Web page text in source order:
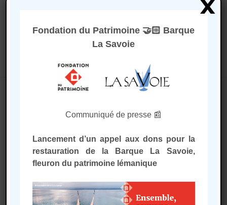
Promenades sur le Léman /Sorties à
Départ de Meillerie
Aucun produit ne correspond à
votre sélection.
Fondation du Patrimoine 🤝🏻 Barque
La Savoie
Communiqué de presse 📰
Lancement d’un appel aux dons pour la
restauration de la Barque La Savoie,
fleuron du patrimoine lémanique